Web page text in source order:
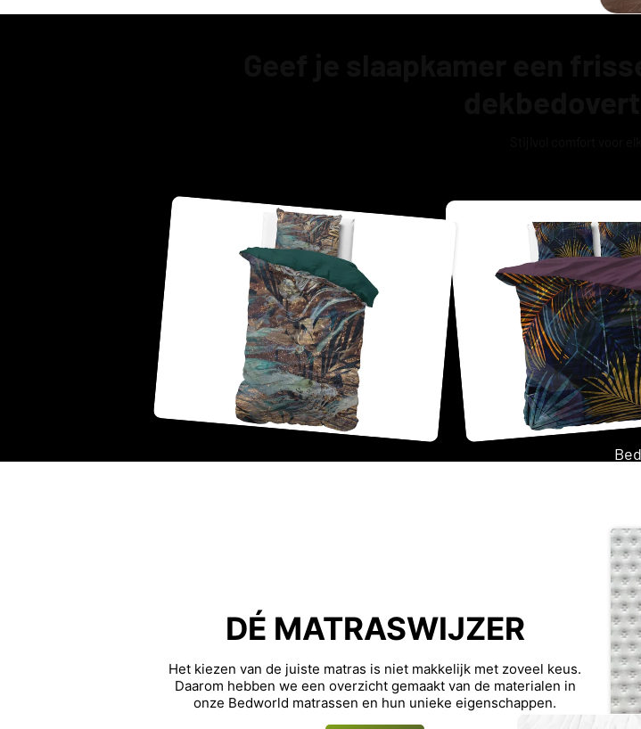
Tweeperso
trasse
n
DÉ MATRASWIJZER
Het kiezen van de juiste matras is niet makkelijk met zoveel keus.
Daarom hebben we een overzicht gemaakt van de materialen in
onze Bedworld matrassen en hun unieke eigenschappen.